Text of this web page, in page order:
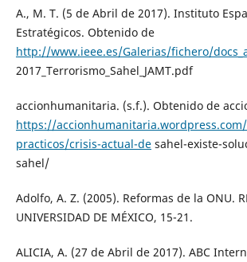
A., M. T. (5 de Abril de 2017). Instituto
Estratégicos. Obtenido de
http://www.ieee.es/Galerias/fichero/
2017_Terrorismo_Sahel_JAMT.pdf
accionhumanitaria. (s.f.). Obtenido de
https://accionhumanitaria.wordpress.com/
practicos/crisis-actual-desahel-existe-
sahel/
Adolfo, A. Z. (2005). Reformas de la ONU.
UNIVERSIDAD DE MÉXICO, 15-21.
ALICIA, A. (27 de Abril de 2017). ABC